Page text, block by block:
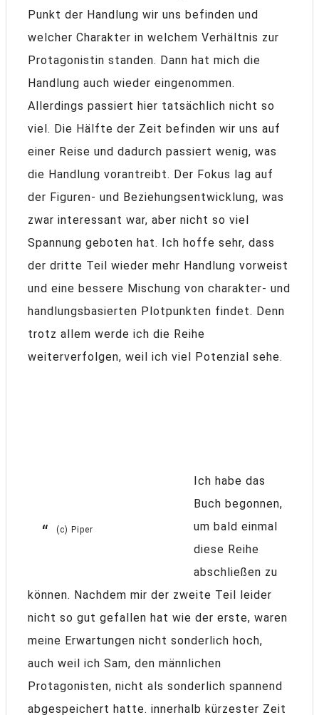
Punkt der Handlung wir uns befinden und
welcher Charakter in welchem Verhältnis zur
Protagonistin standen. Dann hat mich die
Handlung auch wieder eingenommen.
Allerdings passiert hier tatsächlich nicht so
viel. Die Hälfte der Zeit befinden wir uns auf
einer Reise und dadurch passiert wenig, was
die Handlung vorantreibt. Der Fokus lag auf
der Figuren- und Beziehungsentwicklung, was
zwar interessant war, aber nicht so viel
Spannung geboten hat. Ich hoffe sehr, dass
der dritte Teil wieder mehr Handlung vorweist
und eine bessere Mischung von charakter- und
handlungsbasierten Plotpunkten findet. Denn
trotz allem werde ich die Reihe
weiterverfolgen, weil ich viel Potenzial sehe.
(c) Piper
Ich habe das
Buch begonnen,
um bald einmal
diese Reihe
abschließen zu
können. Nachdem mir der zweite Teil leider
nicht so gut gefallen hat wie der erste, waren
meine Erwartungen nicht sonderlich hoch,
auch weil ich Sam, den männlichen
Protagonisten, nicht als sonderlich spannend
abgespeichert hatte. innerhalb kürzester Zeit